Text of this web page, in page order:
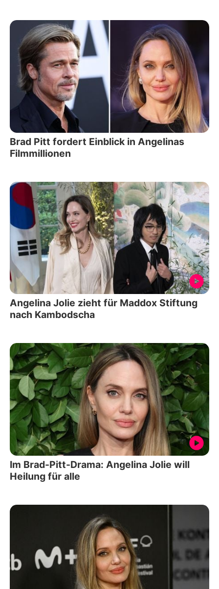
Brad Pitt fordert Einblick in Angelinas
Filmmillionen
Angelina Jolie zieht für Maddox Stiftung
nach Kambodscha
Im Brad-Pitt-Drama: Angelina Jolie will
Heilung für alle